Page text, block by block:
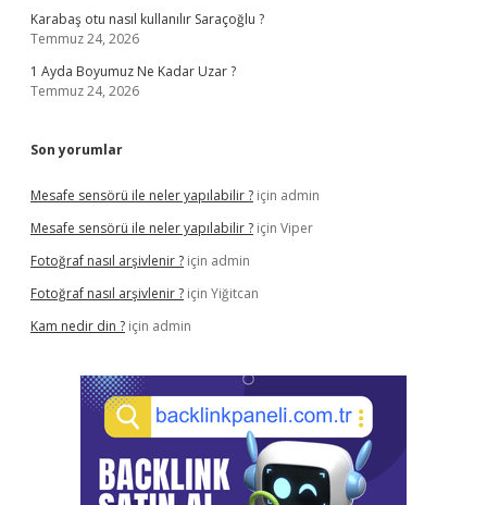
Karabaş otu nasıl kullanılır Saraçoğlu ?
Temmuz 24, 2026
1 Ayda Boyumuz Ne Kadar Uzar ?
Temmuz 24, 2026
Son yorumlar
Mesafe sensörü ile neler yapılabilir ? için admin
Mesafe sensörü ile neler yapılabilir ? için Viper
Fotoğraf nasıl arşivlenir ? için admin
Fotoğraf nasıl arşivlenir ? için Yiğitcan
Kam nedir din ? için admin